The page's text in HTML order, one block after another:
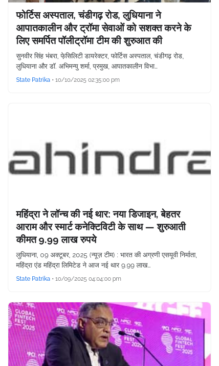
फोर्टिस अस्पताल, चंडीगढ़ रोड, लुधियाना ने
आपातकालीन और ट्रॉमा सेवाओं को सशक्त करने के
लिए समर्पित पॉलीट्रॉमा टीम की शुरुआत की
सुनवीर सिंह भंबरा, फे़सिलिटी डायरेक्टर, फोर्टिस अस्पताल, चंडीगढ़ रोड,
लुधियाना और डॉ. अभिमन्यु शर्मा, प्रमुख, आपातकालीन विभा…
State Patrika • 10/10/2025 02:35:00 pm
महिंद्रा ने लॉन्च की नई थार: नया डिजाइन, बेहतर
आराम और स्मार्ट कनेक्टिविटी के साथ — शुरुआती
कीमत 9.99 लाख रुपये
लुधियाना, 09 अक्टूबर, 2025 (न्यूज़ टीम) : भारत की अग्रणी एसयूवी निर्माता,
महिंद्रा एंड महिंद्रा लिमिटेड ने आज नई थार 9.99 लाख…
State Patrika • 10/09/2025 04:04:00 pm